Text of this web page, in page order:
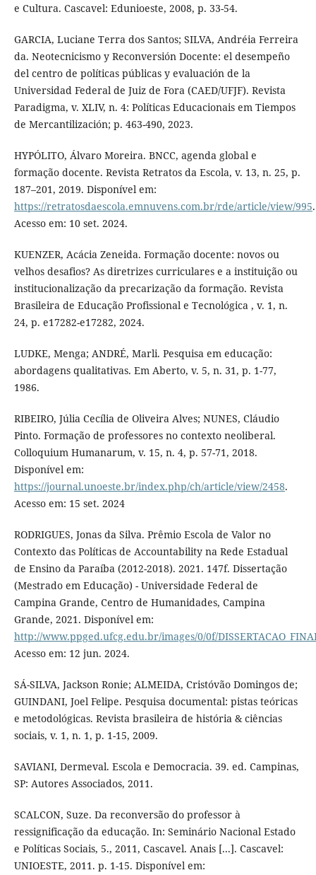
e Cultura. Cascavel: Edunioeste, 2008, p. 33-54.
GARCIA, Luciane Terra dos Santos; SILVA, Andréia Ferreira
da. Neotecnicismo y Reconversión Docente: el desempeño
del centro de políticas públicas y evaluación de la
Universidad Federal de Juiz de Fora (CAED/UFJF). Revista
Paradigma, v. XLIV, n. 4: Políticas Educacionais em Tiempos
de Mercantilización; p. 463-490, 2023.
HYPÓLITO, Álvaro Moreira. BNCC, agenda global e
formação docente. Revista Retratos da Escola, v. 13, n. 25, p.
187–201, 2019. Disponível em:
https://retratosdaescola.emnuvens.com.br/rde/article/view/995.
Acesso em: 10 set. 2024.
KUENZER, Acácia Zeneida. Formação docente: novos ou
velhos desafios? As diretrizes curriculares e a instituição ou
institucionalização da precarização da formação. Revista
Brasileira de Educação Profissional e Tecnológica , v. 1, n.
24, p. e17282-e17282, 2024.
LUDKE, Menga; ANDRÉ, Marli. Pesquisa em educação:
abordagens qualitativas. Em Aberto, v. 5, n. 31, p. 1-77,
1986.
RIBEIRO, Júlia Cecília de Oliveira Alves; NUNES, Cláudio
Pinto. Formação de professores no contexto neoliberal.
Colloquium Humanarum, v. 15, n. 4, p. 57-71, 2018.
Disponível em:
https://journal.unoeste.br/index.php/ch/article/view/2458.
Acesso em: 15 set. 2024
RODRIGUES, Jonas da Silva. Prêmio Escola de Valor no
Contexto das Políticas de Accountability na Rede Estadual
de Ensino da Paraíba (2012-2018). 2021. 147f. Dissertação
(Mestrado em Educação) - Universidade Federal de
Campina Grande, Centro de Humanidades, Campina
Grande, 2021. Disponível em:
http://www.ppged.ufcg.edu.br/images/0/0f/
Acesso em: 12 jun. 2024.
SÁ-SILVA, Jackson Ronie; ALMEIDA, Cristóvão Domingos de;
GUINDANI, Joel Felipe. Pesquisa documental: pistas teóricas
e metodológicas. Revista brasileira de história & ciências
sociais, v. 1, n. 1, p. 1-15, 2009.
SAVIANI, Dermeval. Escola e Democracia. 39. ed. Campinas,
SP: Autores Associados, 2011.
SCALCON, Suze. Da reconversão do professor à
ressignificação da educação. In: Seminário Nacional Estado
e Políticas Sociais, 5., 2011, Cascavel. Anais [...]. Cascavel:
UNIOESTE, 2011. p. 1-15. Disponível em: